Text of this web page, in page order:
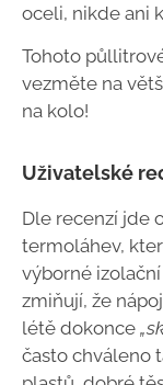
oceli, nikde ani
Tohoto
vezměte na
na kolo!
Uživatelské
Dle recenzí jde
termoláhev,
výborné
zmiňují, že
létě dokonce
často chváleno